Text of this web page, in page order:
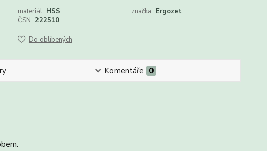
materiál: HSS značka: Ergozet
ČSN: 222510
Do oblíbených
Komentáře 0